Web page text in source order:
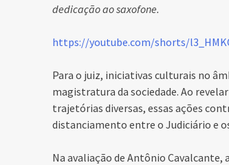
dedicação ao saxofone.
https://youtube.com/shorts/
Para o juiz, iniciativas culturais no
magistratura da sociedade. Ao
trajetórias diversas, essas ações
distanciamento entre o Judiciário e
Na avaliação de Antônio